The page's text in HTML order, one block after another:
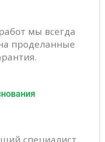
мы всегда
проделанные
специалист